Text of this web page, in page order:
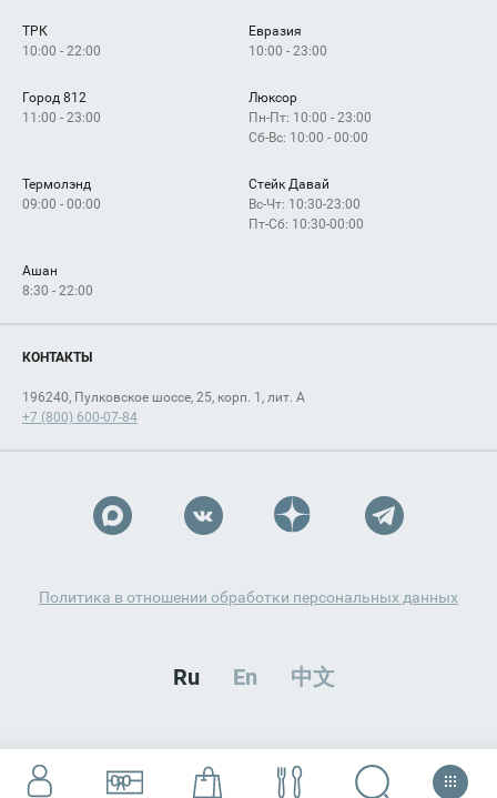
Как добраться
ТРК
10:00 - 22:00
Евразия
10:00 - 23:00
Город 812
11:00 - 23:00
Люксор
Пн-Пт: 10:00 - 23:00
Сб-Вс: 10:00 - 00:00
Термолэнд
09:00 - 00:00
Стейк Давай
Вс-Чт: 10:30-23:00
Пт-Сб: 10:30-00:00
Ашан
8:30 - 22:00
КОНТАКТЫ
196240, Пулковское шоссе, 25, корп. 1, лит. А
+7 (800) 600-07-84
Политика в отношении обработки персональных данных
Ru En 中文